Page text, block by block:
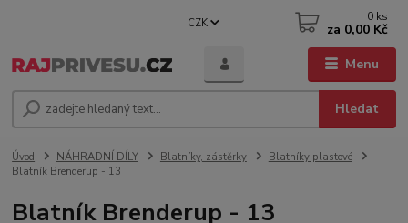
Menu
CZK
Hledat
0 ks
za 0,00 Kč
Úvod NÁHRADNÍ DÍLY Blatníky, zástěrky
Blatníky plastové
Blatník Brenderup - 13
Blatník Brenderup - 13